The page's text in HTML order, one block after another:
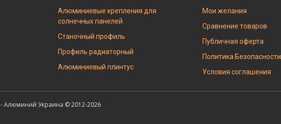
Алюминиевые крепления для
солнечных панелей
Станочный профиль
Профиль радиаторный
Алюминиевый плинтус
Мои желания
Сравнение товаров
Публичная оферта
Политика Безопасности
Условия соглашения
- Алюминий Украина © 2012-2026